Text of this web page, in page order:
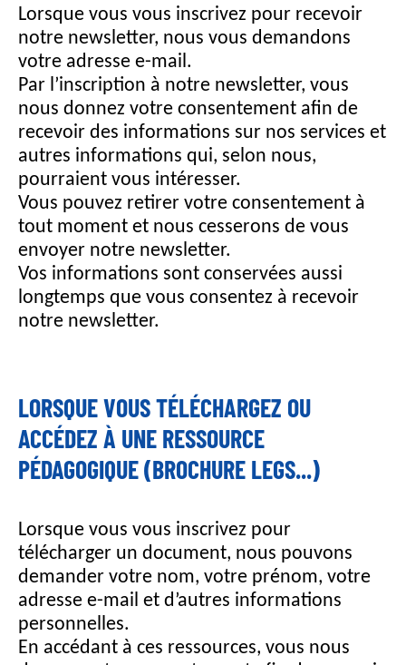
Lorsque vous vous inscrivez pour recevoir
notre newsletter, nous vous demandons
votre adresse e-mail.
Par l’inscription à notre newsletter, vous
nous donnez votre consentement afin de
recevoir des informations sur nos services et
autres informations qui, selon nous,
pourraient vous intéresser.
Vous pouvez retirer votre consentement à
tout moment et nous cesserons de vous
envoyer notre newsletter.
Vos informations sont conservées aussi
longtemps que vous consentez à recevoir
notre newsletter.
LORSQUE VOUS TÉLÉCHARGEZ OU
ACCÉDEZ À UNE RESSOURCE
PÉDAGOGIQUE (BROCHURE LEGS...)
Lorsque vous vous inscrivez pour
télécharger un document, nous pouvons
demander votre nom, votre prénom, votre
adresse e-mail et d’autres informations
personnelles.
En accédant à ces ressources, vous nous